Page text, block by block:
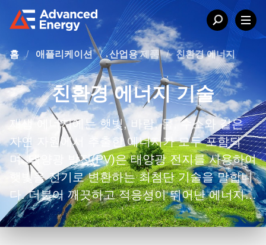
홈 / 애플리케이션 / 산업용 제품 / 친환경 에너지
친환경 에너지 기술
재생 에너지에는 햇빛, 바람, 물, 수소와 같은
자연 자원에서 추출한 에너지가 모두 포함되
며, 태양광 발전(PV)은 태양광 전지를 사용하여
햇빛을 전기로 변환하는 최첨단 기술을 말합니
다. 더불어 깨끗하고 적응성이 뛰어난 에너지
운반체인 수소 에너지는 다양한 재생 에너지원
에서 생성됩니다.